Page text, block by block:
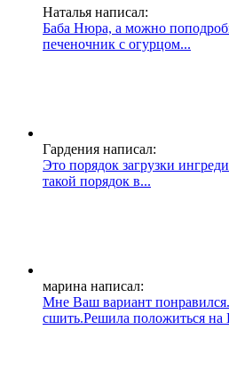
Наталья написал:
Баба Нюра, а можно
печеночник с огурцом...
Гардения написал:
Это порядок загрузки
такой порядок в...
марина написал:
Мне Ваш вариант
сшить.Решила положиться на